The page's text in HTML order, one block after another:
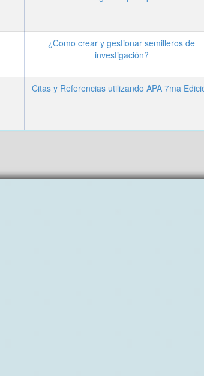
¿Como crear y gestionar semilleros de
investigación?
Citas y Referencias utilizando APA 7ma